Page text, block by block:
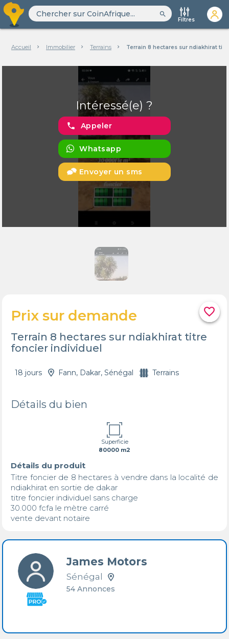
search
Filtres
Accueil Immobilier Terrains Terrain 8 hectares sur ndiakhirat
Intéressé(e) ?
phone Appeler
Whatsapp
Envoyer un sms
favorite_border
Prix sur demande
Terrain 8 hectares sur ndiakhirat titre
foncier individuel
18 jours Fann, Dakar, Sénégal Terrains
Détails du bien
Superficie
80000 m2
Détails du produit
Titre foncier de 8 hectares à vendre dans la localité de
ndiakhirat en sortie de dakar
titre foncier individuel sans charge
30.000 fcfa le mètre carré
vente devant notaire
James Motors
Sénégal
54 Annonces